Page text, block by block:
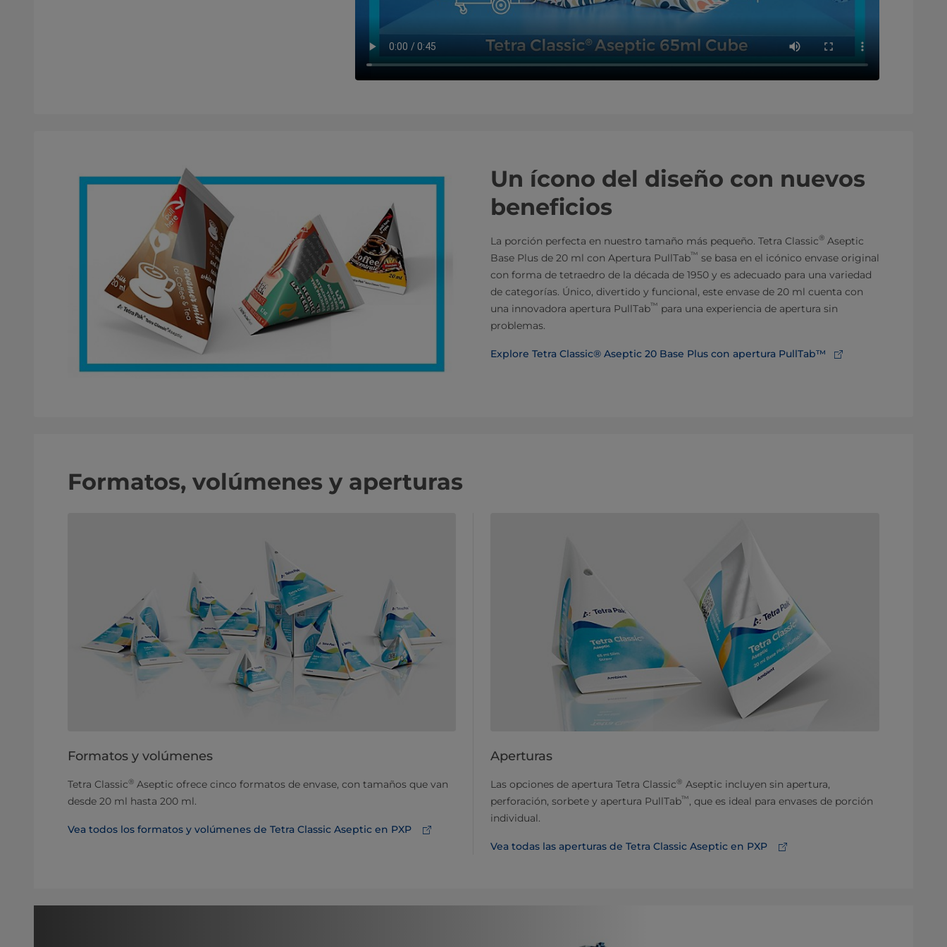
Un ícono del diseño con nuevos
beneficios
La porción perfecta en nuestro tamaño más pequeño. Tetra Classic® Aseptic
Base Plus de 20 ml con Apertura PullTab™ se basa en el icónico envase original
con forma de tetraedro de la década de 1950 y es adecuado para una variedad
de categorías. Único, divertido y funcional, este envase de 20 ml cuenta con
una innovadora apertura PullTab™ para una experiencia de apertura sin
problemas.
Explore Tetra Classic® Aseptic 20 Base Plus con apertura PullTab™
Formatos, volúmenes y aperturas
Formatos y volúmenes
Tetra Classic® Aseptic ofrece cinco formatos de envase, con tamaños que van
desde 20 ml hasta 200 ml.
Vea todos los formatos y volúmenes de Tetra Classic Aseptic en PXP
Aperturas
Las opciones de apertura Tetra Classic® Aseptic incluyen sin apertura,
perforación, sorbete y apertura PullTab™, que es ideal para envases de porción
individual.
Vea todas las aperturas de Tetra Classic Aseptic en PXP